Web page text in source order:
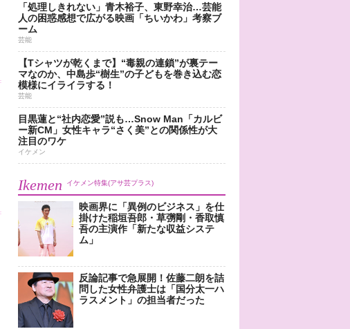
「処理しきれない」青木裕子、東野幸治…芸能
人の困惑感想で広がる映画「ちいかわ」考察ブ
ーム
芸能
【Tシャツが乾くまで】“毒親の連鎖”が裏テー
マなのか、中島歩“樹生”の子どもを巻き込む恋
模様にイライラする！
芸能
目黒蓮と“社内恋愛”説も…Snow Man「カルビ
ー新CM」女性キャラ“さく美”との関係性が大
注目のワケ
イケメン
Ikemen イケメン特集(アサ芸プラス)
映画界に「異例のビジネス」を仕
掛けた稲垣吾郎・草彅剛・香取慎
吾の主演作「新たな収益システ
ム」
反論記事で急展開！佐藤二朗を詰
問した女性弁護士は「国分太一ハ
ラスメント」の担当者だった